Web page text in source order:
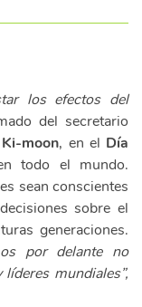
los efectos del
del secretario
moon, en el Día
todo el mundo.
sean conscientes
sobre el
generaciones.
por delante no
mundiales”,